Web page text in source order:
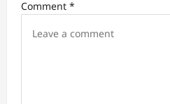
Comment *